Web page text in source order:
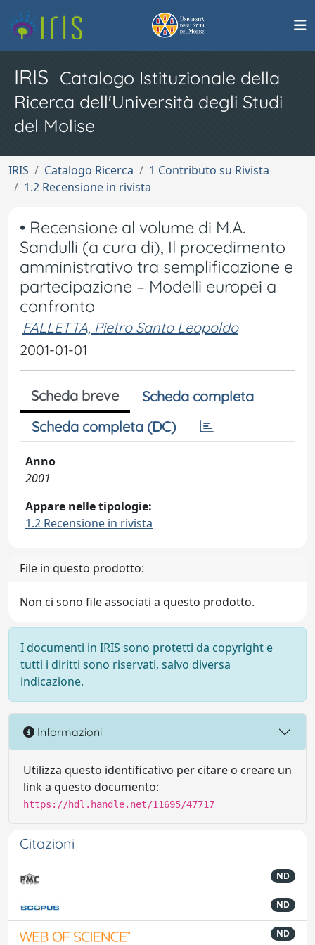
IRIS Catalogo Istituzionale della
Ricerca dell'Università degli Studi
del Molise
IRIS Catalogo Ricerca
1 Contributo su Rivista
1.2 Recensione in rivista
• Recensione al volume di M.A.
Sandulli (a cura di), Il procedimento
amministrativo tra semplificazione e
partecipazione – Modelli europei a
confronto
FALLETTA, Pietro Santo Leopoldo
2001-01-01
Scheda breve
Scheda completa
Scheda completa (DC)
Anno
2001
Appare nelle tipologie:
1.2 Recensione in rivista
File in questo prodotto:
Non ci sono file associati a questo prodotto.
I documenti in IRIS sono protetti da copyright e
tutti i diritti sono riservati, salvo diversa
indicazione.
Informazioni
Utilizza questo identificativo per citare o creare un
link a questo documento:
https://hdl.handle.net/11695/47717
Citazioni
ND
ND
ND